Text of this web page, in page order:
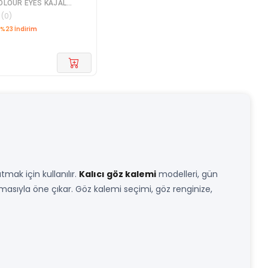
(0)
İndirim
için kullanılır. Kalıcı göz kalemi modelleri, gün
öne çıkar. Göz kalemi seçimi, göz renginize,